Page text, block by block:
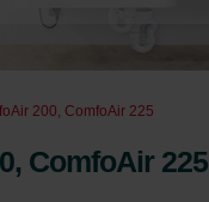
200, ComfoAir 225
ComfoAir 225